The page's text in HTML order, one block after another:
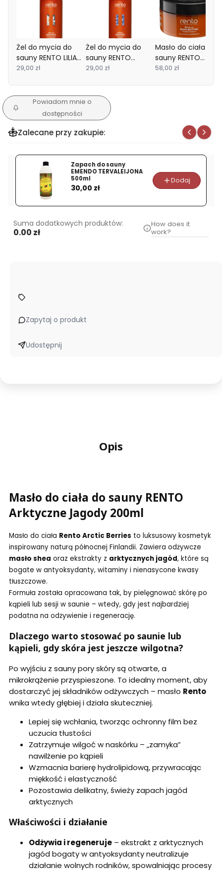
Żel do mycia do
sauny RENTO LILIA
WODNA 400ml
29,00 zł
Żel do mycia do
sauny RENTO
BORÓWKOWY
29,00 zł
Masło do ciała do
sauny RENTO
Blueberry
58,00 zł
Powiadom mnie o
dostępności
Zalecane przy zakupie:
Zapach do sauny
EMENDO TERVALEIJONA
500ml
Cena
30,00 zł
Dodaj
Suma dodatkowych produktów:
0.00 zł
How does it
work?
Zapytaj o produkt
Udostępnij
Opis
Masło do ciała do sauny RENTO
Arktyczne Jagody 200ml
Masło do ciała Rento Arctic Berries to luksusowy kosmetyk
inspirowany naturą północnej Finlandii. Zawiera odżywcze
masło shea oraz ekstrakty z arktycznych jagód, które są
bogate w antyoksydanty, witaminy i nienasycone kwasy
tłuszczowe.
Formuła została opracowana tak, by pielęgnować skórę po
kąpieli lub sesji w saunie – wtedy, gdy jest najbardziej
podatna na odżywienie i regenerację.
Dlaczego warto stosować po saunie lub
kąpieli, gdy skóra jest jeszcze wilgotna?
Po wyjściu z sauny pory skóry są otwarte, a
mikrokrążenie przyspieszone. To idealny moment, aby
dostarczyć jej składników odżywczych – masło Rento
wnika wtedy głębiej i działa skuteczniej.
Lepiej się wchłania, tworząc ochronny film bez
uczucia tłustości
Zatrzymuje wilgoć w naskórku – „zamyka”
nawilżenie po kąpieli
Wzmacnia barierę hydrolipidową, przywracając
miękkość i elastyczność
Pozostawia delikatny, świeży zapach jagód
arktycznych
Właściwości i działanie
Odżywia i regeneruje – ekstrakt z arktycznych
jagód bogaty w antyoksydanty neutralizuje
działanie wolnych rodników, spowalniając procesy